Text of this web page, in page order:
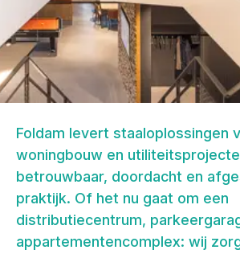
Foldam levert staaloplossingen
woningbouw en
betrouwbaar, doordacht en
praktijk. Of het nu gaat om een
distributiecentrum,
appartementencomplex: wij